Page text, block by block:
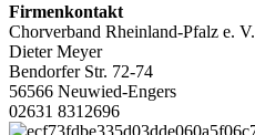
Firmenkontakt
Chorverband Rheinland-Pfalz e. V.
Dieter Meyer
Bendorfer Str. 72-74
56566 Neuwied-Engers
02631 8312696